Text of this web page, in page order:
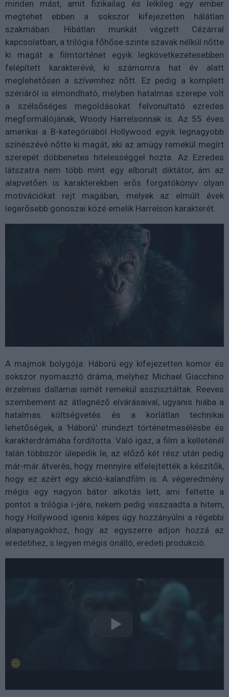
minden mást, amit fizikailag és lelkileg egy ember
megtehet ebben a sokszor kifejezetten hálátlan
szakmában. Hibátlan munkát végzett Cézárral
kapcsolatban, a trilógia főhőse szinte szavak nélkül nőtte
ki magát a filmtörténet egyik legkövetkezetesebben
felépített karakterévé, ki számomra hat év alatt
meglehetősen a szívemhez nőtt. Ez pedig a komplett
szériáról is elmondható, melyben hatalmas szerepe volt
a szélsőséges megoldásokat felvonultató ezredes
megformálójának, Woody Harrelsonnak is. Az 55 éves
amerikai a B-kategóriából Hollywood egyik legnagyobb
színészévé nőtte ki magát, aki az amúgy remekül megírt
szerepét döbbenetes hitelességgel hozta. Az Ezredes
látszatra nem több mint egy elborult diktátor, ám az
alapvetően is karakterekben erős forgatókönyv olyan
motivációkat rejt magában, melyek az elmúlt évek
legerősebb gonoszai közé emelik Harrelson karakterét.
A majmok bolygója: Háború egy kifejezetten komor és
sokszor nyomasztó dráma, melyhez Michael Giacchino
érzelmes dallamai ismét remekül asszisztáltak. Reeves
szembement az átlagnéző elvárásaival, ugyanis hiába a
hatalmas költségvetés és a korlátlan technikai
lehetőségek, a 'Háború' mindezt történetmesélésbe és
karakterdrámába fordította. Való igaz, a film a kelleténél
talán többször ülepedik le, az előző két rész után pedig
már-már átverés, hogy mennyire elfelejtették a készítők,
hogy ez azért egy akció-kalandfilm is. A végeredmény
mégis egy nagyon bátor alkotás lett, ami feltette a
pontot a trilógia i-jére, nekem pedig visszaadta a hitem,
hogy Hollywood igenis képes úgy hozzányúlni a régebbi
alapanyagokhoz, hogy az egyszerre adjon hozzá az
eredetihez, s legyen mégis önálló, eredeti produkció.